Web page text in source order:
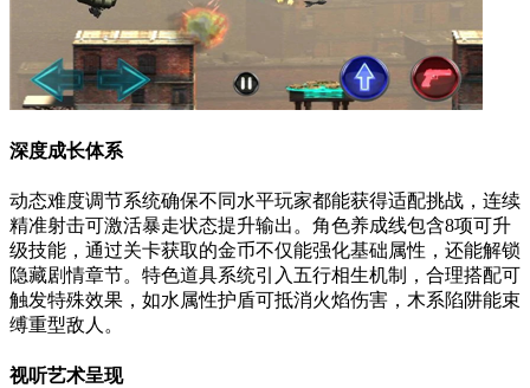
深度成长体系
动态难度调节系统确保不同水平玩家都能获得适配挑战，连续
精准射击可激活暴走状态提升输出。角色养成线包含8项可升
级技能，通过关卡获取的金币不仅能强化基础属性，还能解锁
隐藏剧情章节。特色道具系统引入五行相生机制，合理搭配可
触发特殊效果，如水属性护盾可抵消火焰伤害，木系陷阱能束
缚重型敌人。
视听艺术呈现